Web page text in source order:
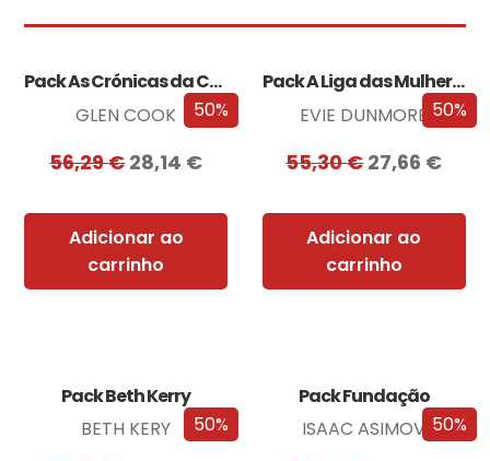
50%
Pack As Crónicas da Companhia Negra
GLEN COOK
56,29€28,14 €
Adicionar ao
carrinho
50%
Pack A Liga das Mulheres Extraordinárias
EVIE DUNMORE
55,30€27,66 €
Adicionar ao
carrinho
50%
Pack Beth Kerry
BETH KERY
50%
Pack Fundação
ISAAC ASIMOV